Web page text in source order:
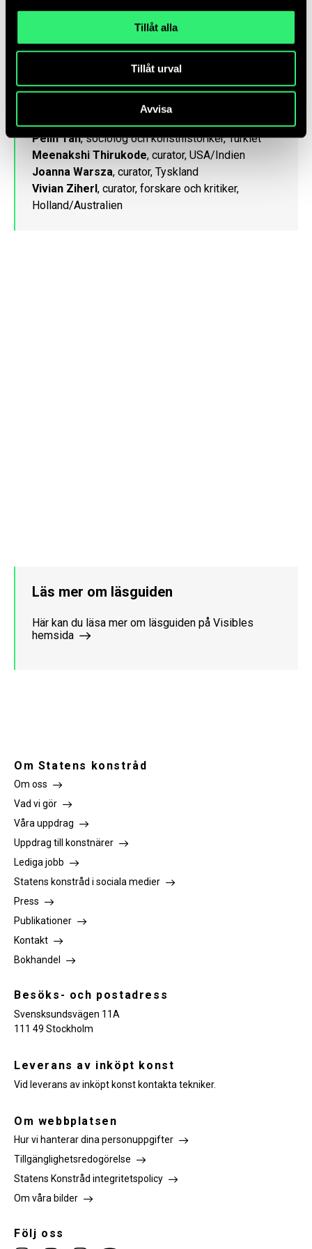
Tillåt alla
Tillåt urval
Avvisa
Julia Morandeira Arrizabalaga
Kyo Pathomvat, grundare av The Reading Room,
The Raw Material Company, centrum för konst,
kunskap och samhälle, Senegal
Sheila Sheik, lektor Goldsmiths, England
Pelin Tan, sociolog och konsthistoriker, Turkiet
Meenakshi Thirukode, curator, USA/Indien
Joanna Warsza, curator, Tyskland
Vivian Ziherl, curator, forskare och kritiker,
Holland/Australien
Läs mer om läsguiden
Här kan du läsa mer om läsguiden på Visibles
hemsida
Om Statens konstråd
Om oss
Vad vi gör
Våra uppdrag
Uppdrag till konstnärer
Lediga jobb
Statens konstråd i sociala medier
Press
Publikationer
Kontakt
Bokhandel
Besöks- och postadress
Svensksundsvägen 11A
111 49 Stockholm
Leverans av inköpt konst
Vid leverans av inköpt konst kontakta tekniker.
Om webbplatsen
Hur vi hanterar dina personuppgifter
Tillgänglighetsredogörelse
Statens Konstråd integritetspolicy
Om våra bilder
Följ oss